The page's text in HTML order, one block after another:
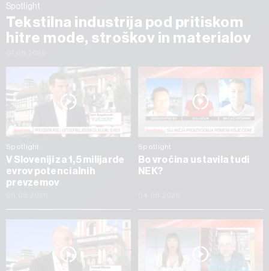
Spotlight
Tekstilna industrija pod pritiskom
hitre mode, stroškov in materialov
Spotlight
V Sloveniji za 1,5 milijarde
evrov potencialnih
prevzemov
Spotlight
Bo vročina ustavila tudi
NEK?